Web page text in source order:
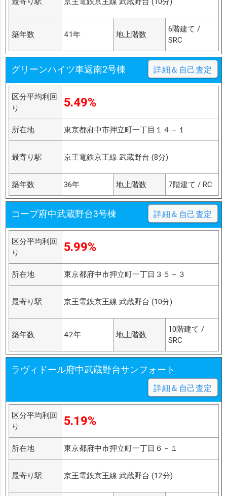
築年数 41年 地上階数
6階建て /
SRC
グリーンハイツ車返南2号棟 詳細＆自己査定
区分平均利回
り
5.49%
所在地 東京都府中市押立町一丁目１４－１
最寄り駅 京王電鉄京王線 武蔵野台 (8分)
築年数 36年 地上階数 7階建て / RC
コープ府中武蔵野台3号棟 詳細＆自己査定
区分平均利回
り
5.99%
所在地 東京都府中市押立町一丁目３５－３
最寄り駅 京王電鉄京王線 武蔵野台 (10分)
築年数 42年 地上階数
10階建て /
SRC
ラヴィドール府中武蔵野台サンフォート
詳細＆自己査定
区分平均利回
り
5.19%
所在地 東京都府中市押立町一丁目６－１
最寄り駅 京王電鉄京王線 武蔵野台 (12分)